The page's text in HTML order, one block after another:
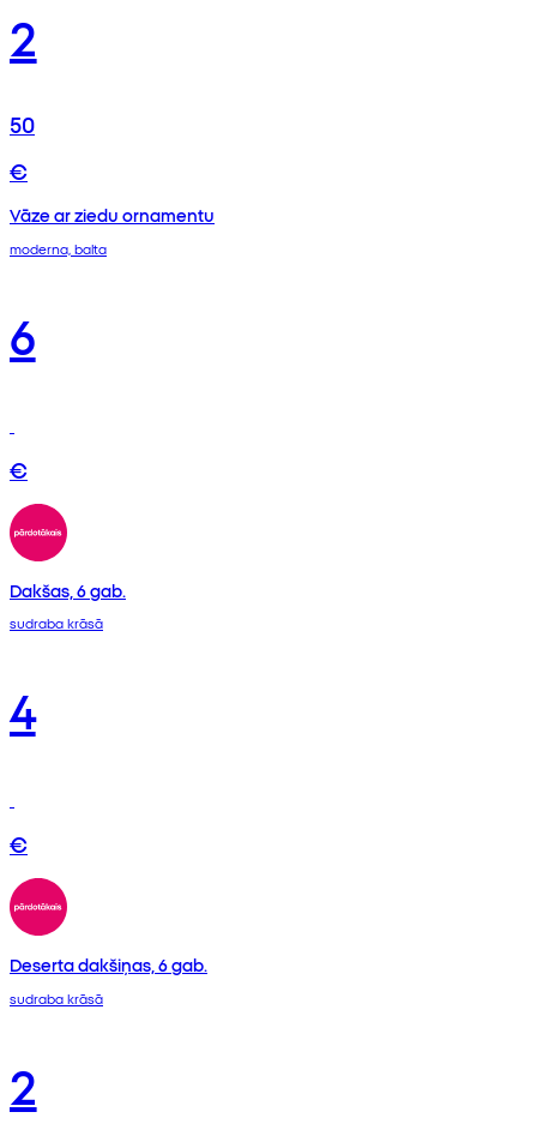
2
50
€
Vāze ar ziedu ornamentu
moderna, balta
6
€
Dakšas, 6 gab.
sudraba krāsā
4
€
Deserta dakšiņas, 6 gab.
sudraba krāsā
2